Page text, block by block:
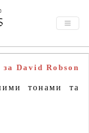
David Robson
тонами та